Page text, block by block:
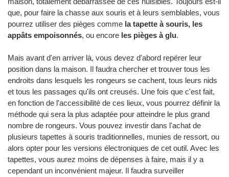
que, pour faire la chasse aux souris et à leurs semblables, vous
pourrez utiliser des pièges comme la tapette à souris, les
appâts empoisonnés, ou encore les pièges à glu.
Mais avant d'en arriver là, vous devez d'abord repérer leur
position dans la maison. Il faudra chercher et trouver tous les
endroits dans lesquels les rongeurs se cachent, tous leurs nids
et tous les passages qu'ils ont creusés. Une fois que c'est fait,
en fonction de l'accessibilité de ces lieux, vous pourrez définir la
méthode qui sera la plus adaptée pour atteindre le plus grand
nombre de rongeurs. Vous pouvez investir dans l'achat de
plusieurs tapettes à souris traditionnelles, munies de ressort, ou
alors opter pour les versions électroniques de cet outil. Avec les
tapettes, vous aurez moins de dépenses à faire, mais il y a
cependant un inconvénient majeur. Il faudra surveiller